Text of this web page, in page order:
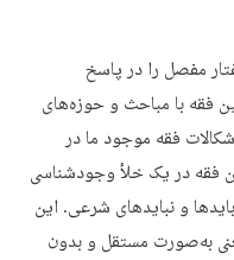
مفصل را در پاسخ
فقه با مباحث و حوزه‌های
فقه موجود ما در
فقه در یک خلأ وجودشناسی
و نبایدهای شرعی. این
به‌صورت مستقل و بدون